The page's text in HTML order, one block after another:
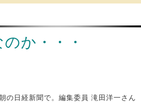
か・・・
の日経新聞で。編集委員 滝田洋一さん